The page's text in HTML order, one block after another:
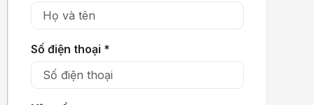
Số điện thoại *